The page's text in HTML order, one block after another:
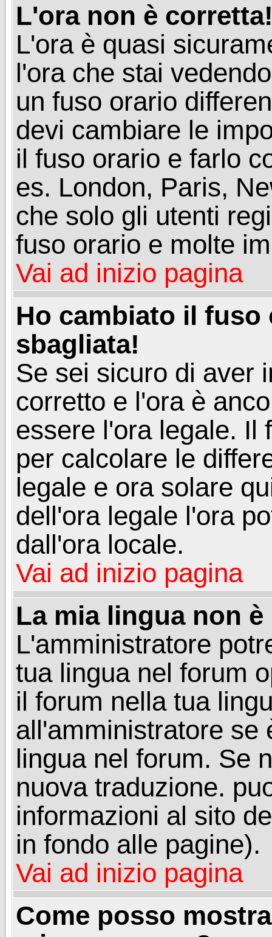
L'ora non è
L'ora è quasi
l'ora che stai
un fuso orario
devi cambiare le
il fuso orario e farlo
es. London, Paris,
che solo gli utenti
fuso orario e molte
Vai ad inizio pagina
Ho cambiato il fuso
sbagliata!
Se sei sicuro di aver
corretto e l'ora è
essere l'ora legale. Il
per calcolare le
legale e ora solare
dell'ora legale l'ora
dall'ora locale.
Vai ad inizio pagina
La mia lingua non
L'amministratore
tua lingua nel forum
il forum nella tua
all'amministratore se
lingua nel forum. Se
nuova traduzione.
informazioni al sito
in fondo alle pagine).
Vai ad inizio pagina
Come posso